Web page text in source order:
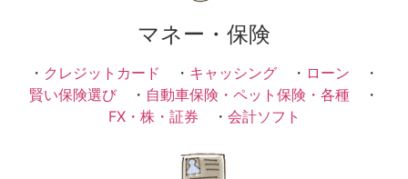
マネー・保険
・ クレジットカード ・ キャッシング ・ ローン ・
賢い保険選び ・ 自動車保険・ペット保険・各種 ・
FX・株・証券 ・ 会計ソフト